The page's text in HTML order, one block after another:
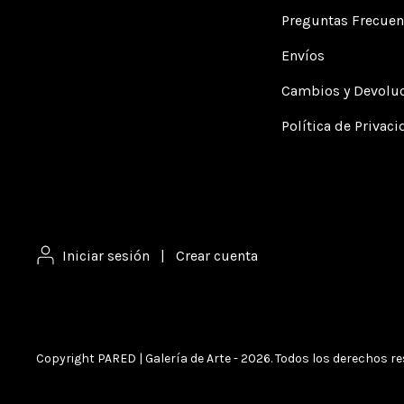
Preguntas
Envíos
Cambios y
Política de
Iniciar sesión | Crear cuenta
Copyright PARED | Galería de Arte - 2026. Todos los derechos